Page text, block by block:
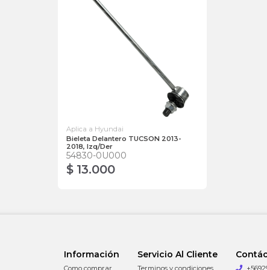
Aplica a Hyundai
Bieleta Delantero TUCSON 2013-
2018, Izq/Der
54830-0U000
$ 13.000
Información
Como comprar
Servicio Al Cliente
Terminos y condiciones